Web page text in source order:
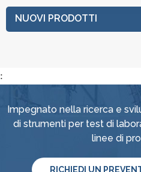
NUOVI PRODOTTI
:
Impegnato nella ricerca e
di strumenti per test di
linee di
RICHIEDI UN